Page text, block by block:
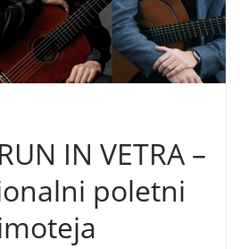
IN VETRA –
poletni